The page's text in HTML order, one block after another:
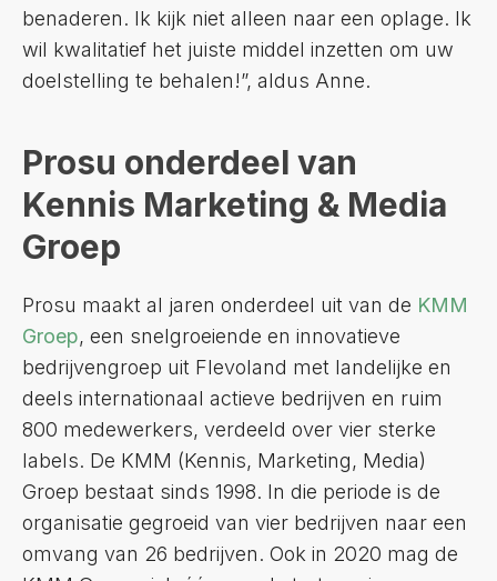
benaderen. Ik kijk niet alleen naar een oplage. Ik
wil kwalitatief het juiste middel inzetten om uw
doelstelling te behalen!”, aldus Anne.
Prosu onderdeel van
Kennis Marketing & Media
Groep
Prosu maakt al jaren onderdeel uit van de KMM
Groep, een snelgroeiende en innovatieve
bedrijvengroep uit Flevoland met landelijke en
deels internationaal actieve bedrijven en ruim
800 medewerkers, verdeeld over vier sterke
labels. De KMM (Kennis, Marketing, Media)
Groep bestaat sinds 1998. In die periode is de
organisatie gegroeid van vier bedrijven naar een
omvang van 26 bedrijven. Ook in 2020 mag de